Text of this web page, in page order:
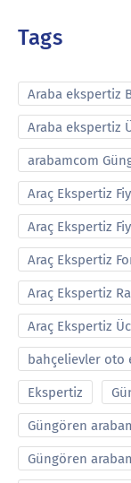
Tags
Araba ekspertiz
Araba ekspertiz
arabamcom
Araç Ekspertiz
Araç Ekspertiz
Araç Ekspertiz
Araç Ekspertiz
Araç Ekspertiz
bahçelievler oto
Ekspertiz
Güngören
Güngören